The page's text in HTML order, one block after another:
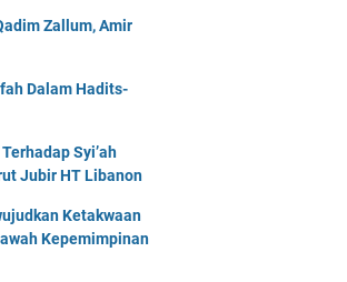
Zallum, Amir
Dalam Hadits-
Syi’ah
Jubir HT Libanon
Ketakwaan
Kepemimpinan